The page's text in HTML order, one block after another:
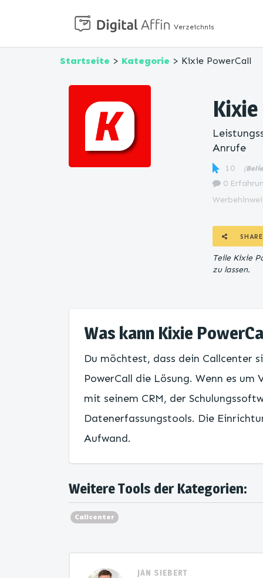
Verzeichnis
Startseite > Kategorie > Kixie PowerCall
Anrufe
10 (
0
Teile Kixie
zu lassen.
Was kann Kixie
Du möchtest, dass dein Callcenter
PowerCall die Lösung. Wenn es
mit seinem CRM, der
Datenerfassungstools. Die
Aufwand.
Weitere Tools der Kategorien:
Callcenter
JAN SIEBERT